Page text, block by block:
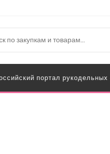
портал